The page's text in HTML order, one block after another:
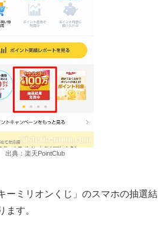
出典：楽天PointClub
ーミリオンくじ」のスマホの抽選結
ます。